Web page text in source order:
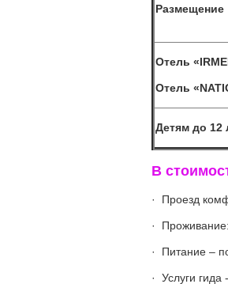
Размещение
Отель
Отель «
Детям до 12
В
· Проезд
·
· Питание –
· Услуги гида